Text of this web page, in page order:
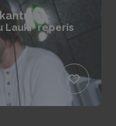
Lauki" reperis